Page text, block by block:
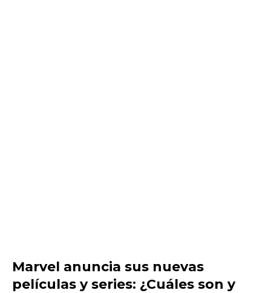
Marvel anuncia sus nuevas
películas y series: ¿Cuáles son y